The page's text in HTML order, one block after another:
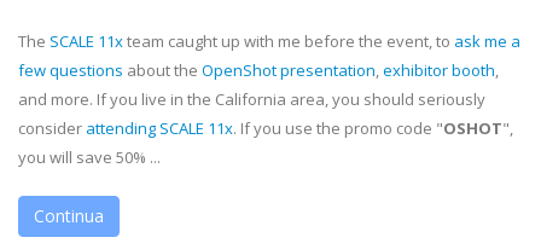
The SCALE 11xteam caught up with me before the event, to ask me a
few questions about the OpenShot presentation,exhibitor booth,
and more. If you live in the California area, you should seriously
consider attending SCALE 11x. If you use the promo code "OSHOT",
you will save 50% ...
Continua